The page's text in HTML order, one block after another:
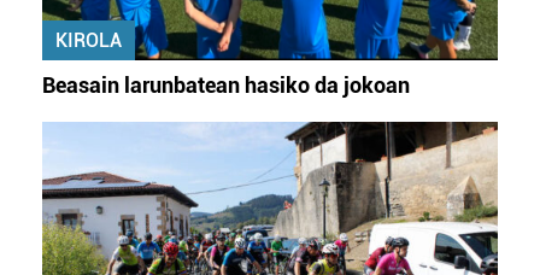
KIROLA
Beasain larunbatean hasiko da jokoan